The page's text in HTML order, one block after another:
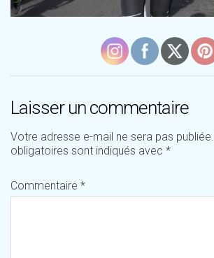
Laisser un commentaire
Votre adresse e-mail ne sera pas publiée.
obligatoires sont indiqués avec *
Commentaire *